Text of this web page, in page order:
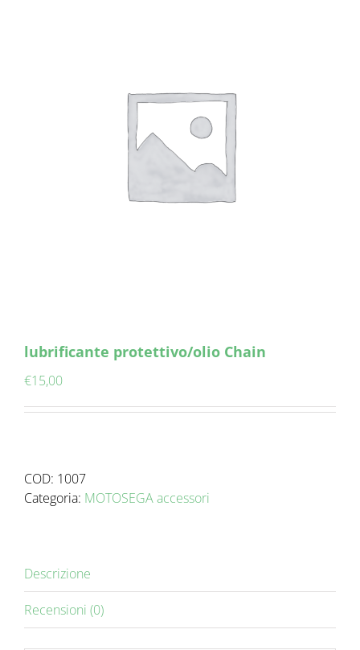
lubrificante protettivo/olio Chain
€15,00
COD: 1007
Categoria: MOTOSEGA accessori
Descrizione
Recensioni (0)